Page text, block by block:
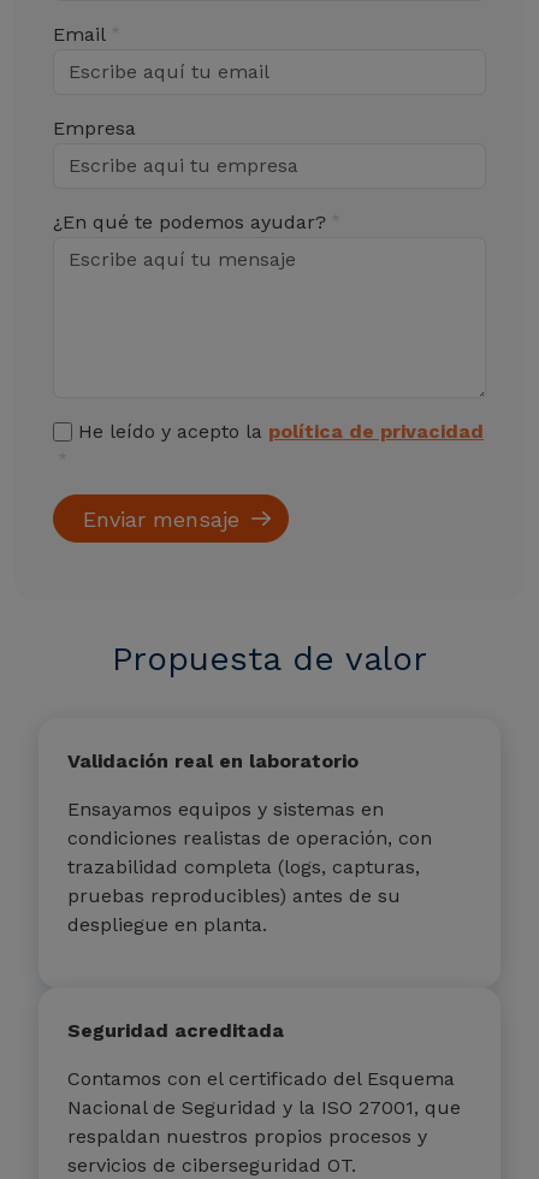
Email
Empresa
¿En qué te podemos ayudar?
He leído y acepto la política de privacidad
Propuesta de valor
Validación real en laboratorio
Ensayamos equipos y sistemas en
condiciones realistas de operación, con
trazabilidad completa (logs, capturas,
pruebas reproducibles) antes de su
despliegue en planta.
Seguridad acreditada
Contamos con el certificado del Esquema
Nacional de Seguridad y la ISO 27001, que
respaldan nuestros propios procesos y
servicios de ciberseguridad OT.